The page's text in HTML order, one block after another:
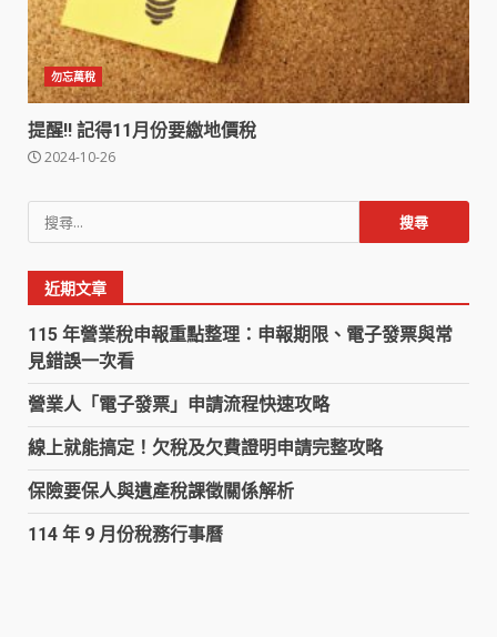
勿忘萬稅
提醒!! 記得11月份要繳地價稅
2024-10-26
尋
關
近期文章
115 年營業稅申報重點整理：申報期限、電子發票與常
見錯誤一次看
營業人「電子發票」申請流程快速攻略
線上就能搞定！欠稅及欠費證明申請完整攻略
保險要保人與遺產稅課徵關係解析
114 年 9 月份稅務行事曆